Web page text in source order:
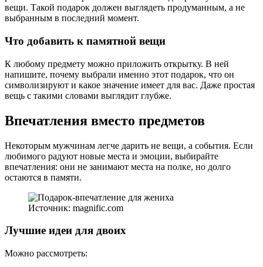
вещи. Такой подарок должен выглядеть продуманным, а не
выбранным в последний момент.
Что добавить к памятной вещи
К любому предмету можно приложить открытку. В ней
напишите, почему выбрали именно этот подарок, что он
символизируют и какое значение имеет для вас. Даже простая
вещь с такими словами выглядит глубже.
Впечатления вместо предметов
Некоторым мужчинам легче дарить не вещи, а события. Если
любимого радуют новые места и эмоции, выбирайте
впечатления: они не занимают места на полке, но долго
остаются в памяти.
Источник: magnific.com
Лучшие идеи для двоих
Можно рассмотреть: